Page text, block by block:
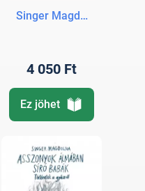
Singer Magdolna
4 050 Ft
Ez jöhet